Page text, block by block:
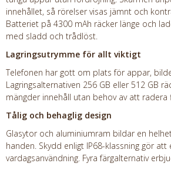
innehållet, så rörelser visas jämnt och
Batteriet på 4300 mAh räcker länge och
med sladd och trådlöst.
Lagringsutrymme för allt viktigt
Telefonen har gott om plats för appar,
Lagringsalternativen 256 GB eller 512 GB
mängder innehåll utan behov av att radera
Tålig och behaglig design
Glasytor och aluminiumram bildar en
handen. Skydd enligt IP68-klassning gör
vardagsanvändning. Fyra färgalternativ